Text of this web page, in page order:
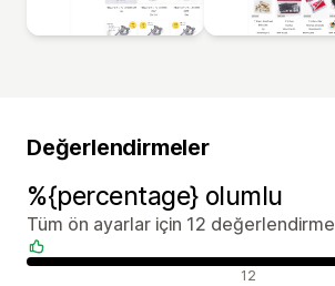
Değerlendirmeler
%{percentage} olumlu
Tüm ön ayarlar için 12 değerlendirme
Olumlu değerlendirmeler 12